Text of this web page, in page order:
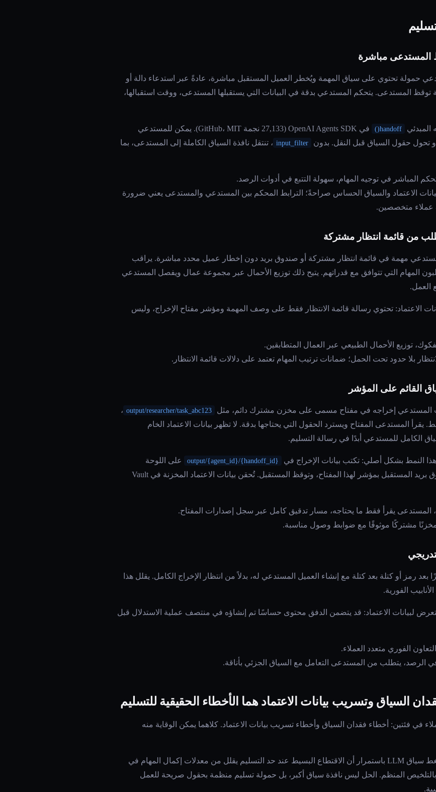
المستدعى مباشرة
حمولة تحتوي على سياق المهمة ويُخطر العميل المستقبل مباشرة، عادةً عبر استدعاء دالة أو
توقظ المستدعى. يتحكم المستدعي بدقة في البيانات التي يستقبلها المستدعى، ووقت استقبالها،
المبدئي handoff()
في OpenAI Agents SDK (27,133 نجمة GitHub، MIT). يمكن للمستدعي
تحول حقول السياق قبل النقل. بدون input_filter ، تنتقل نافذة السياق الكاملة إلى المستدعى، بما
المباشر في توجيه المهام، سهولة التتبع في أدوات الرصد.
الاعتماد والسياق الحساس صراحةً؛ الترابط المحكم بين المستدعي والمستدعى يعني ضرورة
عملاء متخصصين.
من قائمة انتظار مشتركة
مهمة في قائمة انتظار مشتركة أو صندوق بريد دون إخطار عميل محدد مباشرة. يراقب
المهام التي تتوافق مع قدراتهم. يتيح ذلك توزيع الأحمال عبر مجموعة عمال ويفصل المستدعي
العمل.
الاعتماد: تحتوي رسالة قائمة الانتظار فقط على وصف المهمة ومؤشر مفتاح الإخراج، وليس
توزيع الأحمال الطبيعي عبر العمال المتطابقين.
بلا حدود تحت الحمل؛ ضمانات ترتيب المهام تعتمد على دلالات قائمة الانتظار.
القائم على المؤشر
المستدعي إخراجه في مفتاح مسمى على مخزن مشترك دائم، مثل output/researcher/task_abc123 ،
المستدعى المفتاح ويسترد الحقول التي يحتاجها بدقة. لا تظهر بيانات الاعتماد الخام
الكامل للمستدعي أبدًا في رسالة التسليم.
output/{agent_id}/{handoff_id}
على اللوحة
السوداء، وتنشئ إدخال مهمة في صندوق بريد المستقبل بمؤشر لهذا المفتاح، وتوقظ المستقبل. تُحقن بيانات الاعتماد المخزنة في Vault
المستدعى يقرأ فقط ما يحتاجه، مسار تدقيق كامل عبر سجل إصدارات المفتاح.
مشتركًا موثوقًا مع ضوابط وصول مناسبة.
بعد رمز أو كتلة بعد كتلة مع إنشاء العميل المستدعي له، بدلاً من انتظار الإخراج الكامل. يقلل هذا
الفورية.
لبيانات الاعتماد: قد يتضمن الدفق محتوى حساسًا تم إنشاؤه في منتصف عملية الاستدلال قبل
الفوري متعدد العملاء.
في الرصد، يتطلب من المستدعى التعامل مع السياق الجزئي بأناقة.
في فئتين: أخطاء فقدان السياق وأخطاء تسريب بيانات الاعتماد. كلاهما يمكن الوقاية منه
: تُظهر تقييمات ضغط سياق LLM باستمرار أن الاقتطاع البسيط عند حد التسليم يقلل من معدلات إكمال المهام في
بالتلخيص المنظم. الحل ليس نافذة سياق أكبر، بل حمولة تسليم منظمة بحقول صريحة للعمل